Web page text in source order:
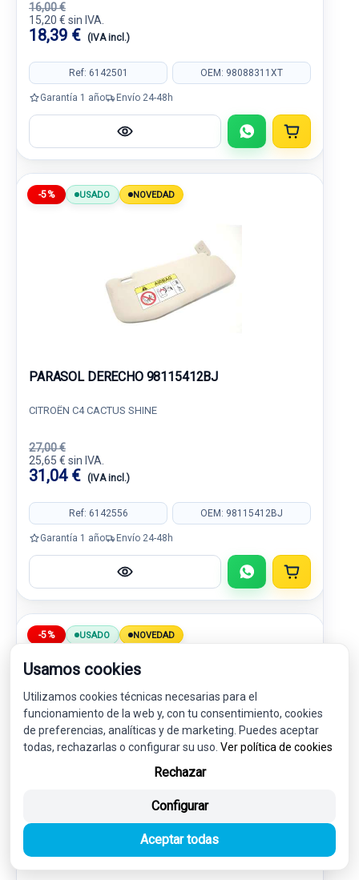
16,00 €
15,20 € sin IVA.
18,39 € (IVA incl.)
Ref: 6142501 OEM: 98088311XT
Garantía 1 año Envío 24-48h
-5% USADO NOVEDAD
PARASOL DERECHO 98115412BJ
CITROËN C4 CACTUS SHINE
27,00 €
25,65 € sin IVA.
31,04 € (IVA incl.)
Ref: 6142556 OEM: 98115412BJ
Garantía 1 año Envío 24-48h
-5% USADO NOVEDAD
PARASOL IZQUIERDO 98069330BJ
Usamos cookies
Utilizamos cookies técnicas necesarias para el
funcionamiento de la web y, con tu consentimiento, cookies
de preferencias, analíticas y de marketing. Puedes aceptar
todas, rechazarlas o configurar su uso. Ver política de cookies
Rechazar
Configurar
Aceptar todas